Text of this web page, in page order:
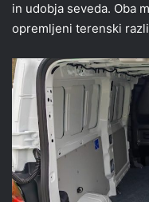
in udobja seveda. Oba
opremljeni terenski